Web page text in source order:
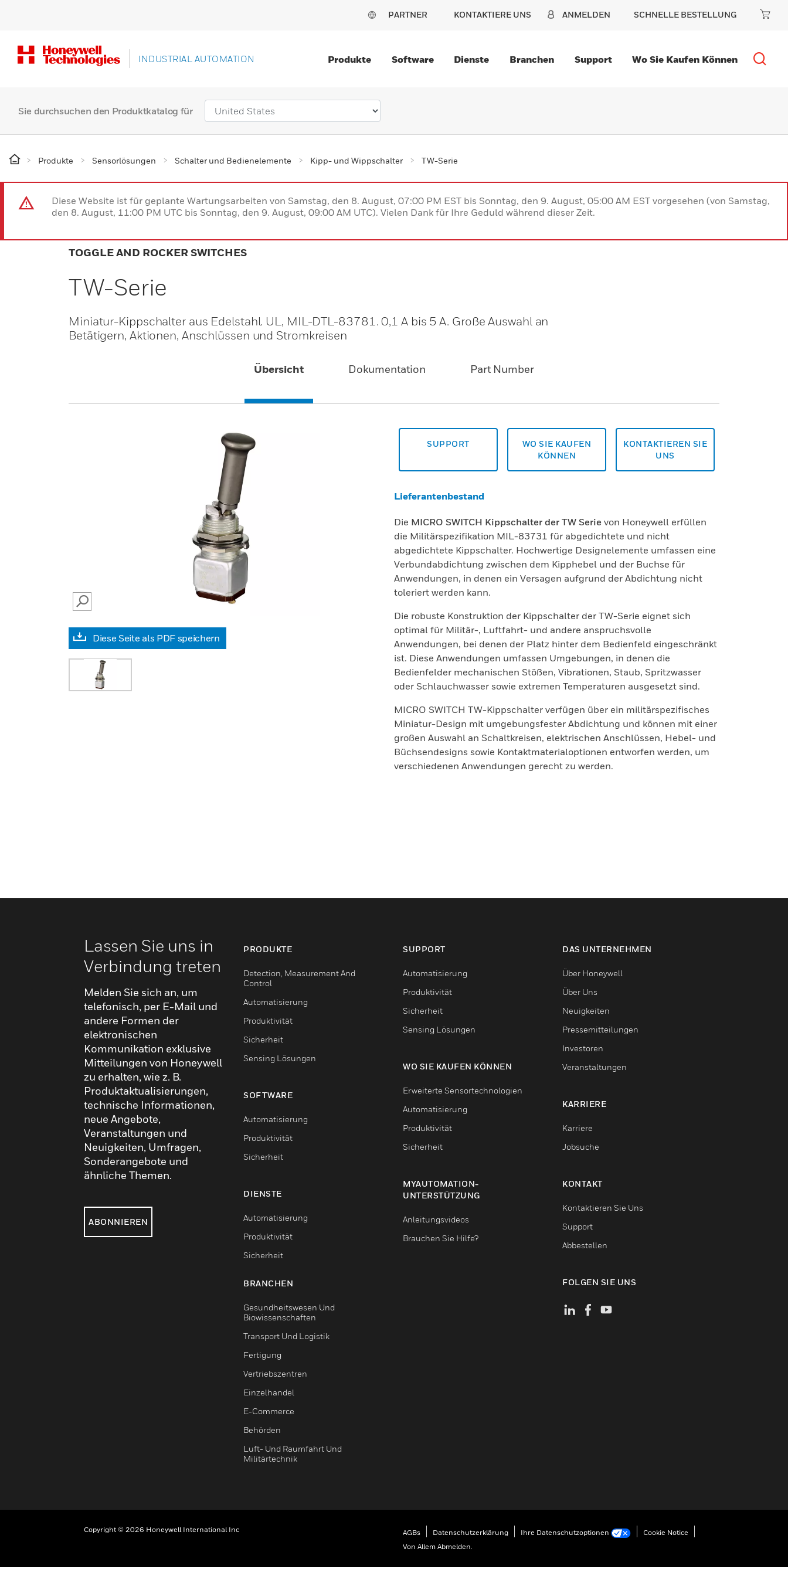
PARTNER KONTAKTIERE UNS ANMELDEN SCHNELLE BESTELLUNG
INDUSTRIAL AUTOMATION Produkte Software Dienste Branchen Support Wo Sie Kaufen Können
Sie durchsuchen den Produktkatalog für
Produkte Sensorlösungen Schalter und Bedienelemente Kipp- und Wippschalter TW-Serie
Diese Website ist für geplante Wartungsarbeiten von Samstag, den 8. August, 07:00 PM EST bis Sonntag, den 9. August, 05:00 AM EST vorgesehen (von Samstag,
den 8. August, 11:00 PM UTC bis Sonntag, den 9. August, 09:00 AM UTC). Vielen Dank für Ihre Geduld während dieser Zeit.
TOGGLE AND ROCKER SWITCHES
TW-Serie
Miniatur-Kippschalter aus Edelstahl. UL, MIL-DTL-83781. 0,1 A bis 5 A. Große Auswahl an
Betätigern, Aktionen, Anschlüssen und Stromkreisen
Übersicht Dokumentation Part Number
SEARCH
Diese Seite als PDF speichern
SUPPORT
WO SIE KAUFEN
KÖNNEN
KONTAKTIEREN SIE
UNS
Lieferantenbestand
Die MICRO SWITCH Kippschalter der TW Serie von Honeywell erfüllen
die Militärspezifikation MIL-83731 für abgedichtete und nicht
abgedichtete Kippschalter. Hochwertige Designelemente umfassen eine
Verbundabdichtung zwischen dem Kipphebel und der Buchse für
Anwendungen, in denen ein Versagen aufgrund der Abdichtung nicht
toleriert werden kann.
Die robuste Konstruktion der Kippschalter der TW-Serie eignet sich
optimal für Militär-, Luftfahrt- und andere anspruchsvolle
Anwendungen, bei denen der Platz hinter dem Bedienfeld eingeschränkt
ist. Diese Anwendungen umfassen Umgebungen, in denen die
Bedienfelder mechanischen Stößen, Vibrationen, Staub, Spritzwasser
oder Schlauchwasser sowie extremen Temperaturen ausgesetzt sind.
MICRO SWITCH TW-Kippschalter verfügen über ein militärspezifisches
Miniatur-Design mit umgebungsfester Abdichtung und können mit einer
großen Auswahl an Schaltkreisen, elektrischen Anschlüssen, Hebel- und
Büchsendesigns sowie Kontaktmaterialoptionen entworfen werden, um
verschiedenen Anwendungen gerecht zu werden.
Lassen Sie uns in
Verbindung treten
Melden Sie sich an, um
telefonisch, per E-Mail und
andere Formen der
elektronischen
Kommunikation exklusive
Mitteilungen von Honeywell
zu erhalten, wie z. B.
Produktaktualisierungen,
technische Informationen,
neue Angebote,
Veranstaltungen und
Neuigkeiten, Umfragen,
Sonderangebote und
ähnliche Themen.
ABONNIEREN
PRODUKTE
Detection, Measurement And
Control
Automatisierung
Produktivität
Sicherheit
Sensing Lösungen
SOFTWARE
Automatisierung
Produktivität
Sicherheit
DIENSTE
Automatisierung
Produktivität
Sicherheit
BRANCHEN
Gesundheitswesen Und
Biowissenschaften
Transport Und Logistik
Fertigung
Vertriebszentren
Einzelhandel
E-Commerce
Behörden
Luft- Und Raumfahrt Und
Militärtechnik
SUPPORT
Automatisierung
Produktivität
Sicherheit
Sensing Lösungen
WO SIE KAUFEN KÖNNEN
Erweiterte Sensortechnologien
Automatisierung
Produktivität
Sicherheit
MYAUTOMATION-
UNTERSTÜTZUNG
Anleitungsvideos
Brauchen Sie Hilfe?
DAS UNTERNEHMEN
Über Honeywell
Über Uns
Neuigkeiten
Pressemitteilungen
Investoren
Veranstaltungen
KARRIERE
Karriere
Jobsuche
KONTAKT
Kontaktieren Sie Uns
Support
Abbestellen
FOLGEN SIE UNS
Copyright © 2026 Honeywell International Inc AGBs Datenschutzerklärung Ihre Datenschutzoptionen
Cookie Notice
Von Allem Abmelden.